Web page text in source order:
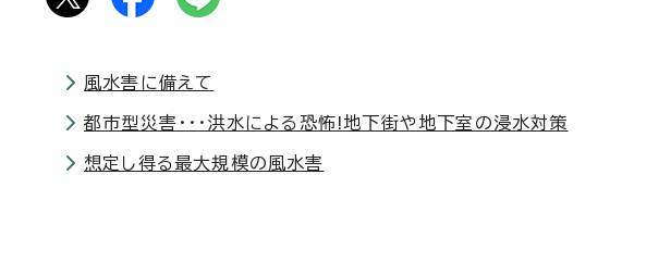
風水害に備えて
都市型災害・・・洪水による恐怖!地下街や地下室の浸水対策
想定し得る最大規模の風水害